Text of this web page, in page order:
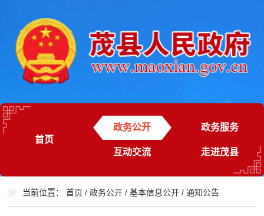
首页
政务公开 政务服务
互动交流 走进茂县
当前位置：首页 /政务公开 /基本信息公开 /通知公告